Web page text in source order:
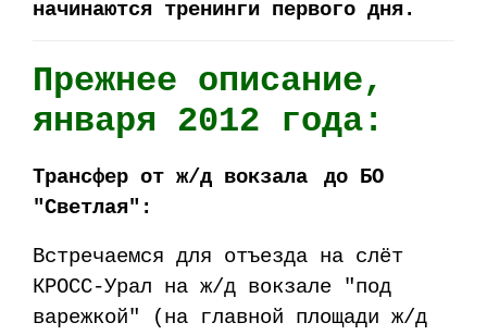
начинаются тренинги первого дня.
Прежнее описание,
января 2012 года:
Трансфер от ж/д вокзала
до БО
"Светлая":
Встречаемся для отъезда на слёт
КРОСС-Урал на ж/д вокзале "под
варежкой" (на главной площади ж/д